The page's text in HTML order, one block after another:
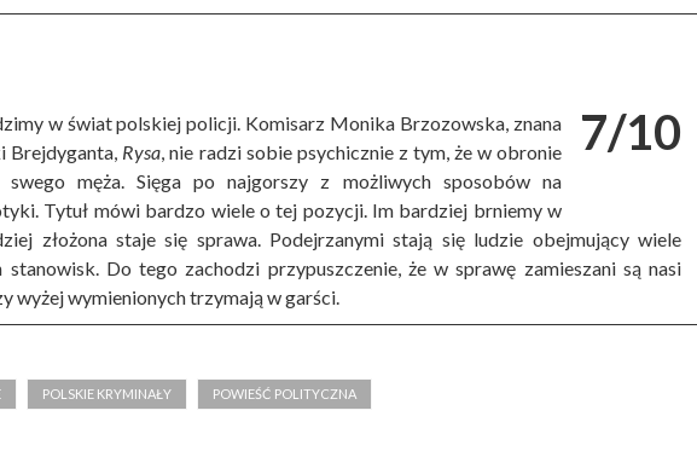
7/10
w świat polskiej policji. Komisarz Monika Brzozowska, znana
Brejdyganta, Rysa, nie radzi sobie psychicznie z tym, że w obronie
swego męża. Sięga po najgorszy z możliwych sposobów na
Tytuł mówi bardzo wiele o tej pozycji. Im bardziej brniemy w
złożona staje się sprawa. Podejrzanymi stają się ludzie obejmujący wiele
stanowisk. Do tego zachodzi przypuszczenie, że w sprawę zamieszani są nasi
wyżej wymienionych trzymają w garści.
POLSKIE KRYMINAŁY POWIEŚĆ POLITYCZNA